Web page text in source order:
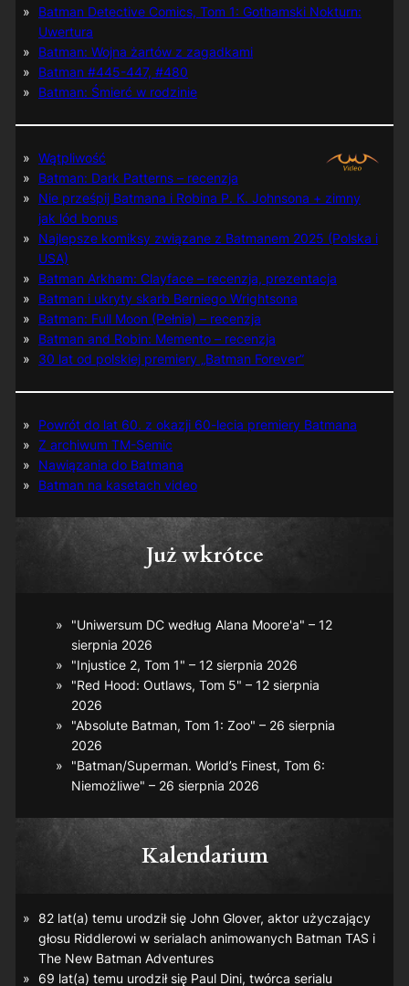
Batman Detective Comics, Tom 1: Gothamski Nokturn:
Uwertura
Batman: Wojna żartów z zagadkami
Batman #445-447, #480
Batman: Śmierć w rodzinie
Wątpliwość
Batman: Dark Patterns – recenzja
Nie prześpij Batmana i Robina P. K. Johnsona + zimny
jak lód bonus
Najlepsze komiksy związane z Batmanem 2025 (Polska i
USA)
Batman Arkham: Clayface – recenzja, prezentacja
Batman i ukryty skarb Berniego Wrightsona
Batman: Full Moon (Pełnia) – recenzja
Batman and Robin: Memento – recenzja
30 lat od polskiej premiery „Batman Forever”
Powrót do lat 60. z okazji 60-lecia premiery Batmana
Z archiwum TM-Semic
Nawiązania do Batmana
Batman na kasetach video
Już wkrótce
"Uniwersum DC według Alana Moore'a" – 12
sierpnia 2026
"Injustice 2, Tom 1" – 12 sierpnia 2026
"Red Hood: Outlaws, Tom 5" – 12 sierpnia
2026
"Absolute Batman, Tom 1: Zoo" – 26 sierpnia
2026
"Batman/Superman. World’s Finest, Tom 6:
Niemożliwe" – 26 sierpnia 2026
Kalendarium
82 lat(a) temu urodził się John Glover, aktor użyczający
głosu Riddlerowi w serialach animowanych Batman TAS i
The New Batman Adventures
69 lat(a) temu urodził się Paul Dini, twórca serialu